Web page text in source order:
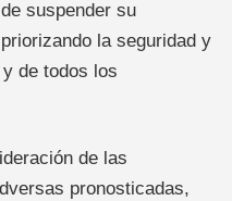
suspender su
la seguridad y
de todos los
de las
pronosticadas,